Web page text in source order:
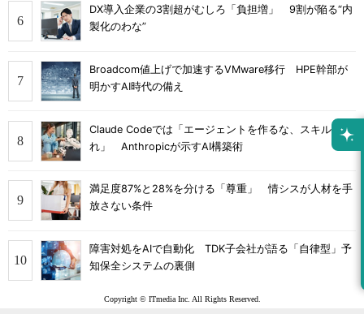
DX導入企業の3割超がむしろ「負担増」 9割が陥る“内
製化のわな”
Broadcom値上げで加速するVMware移行 HPE幹部が
明かすAI時代の備え
Claude Codeでは「エージェントを作るな、スキルを作
れ」 Anthropicが示すAI構築術
満足度87%と28%を分ける「尊重」 情シスが人材を手
放さない条件
障害対処をAIで自動化 TDK子会社が語る「自律型」予
知保全システムの裏側
Copyright © ITmedia Inc. All Rights Reserved.